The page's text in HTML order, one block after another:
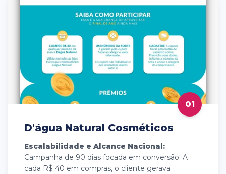
01
D'água Natural Cosméticos
Escalabilidade e Alcance Nacional:
Campanha de 90 dias focada em conversão. A
cada R$ 40 em compras, o cliente gerava